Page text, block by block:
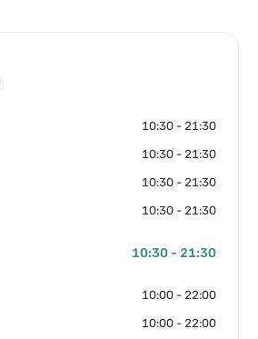
10:30 - 21:30
10:30 - 21:30
10:30 - 21:30
10:30 - 21:30
10:30 - 21:30
10:00 - 22:00
10:00 - 22:00